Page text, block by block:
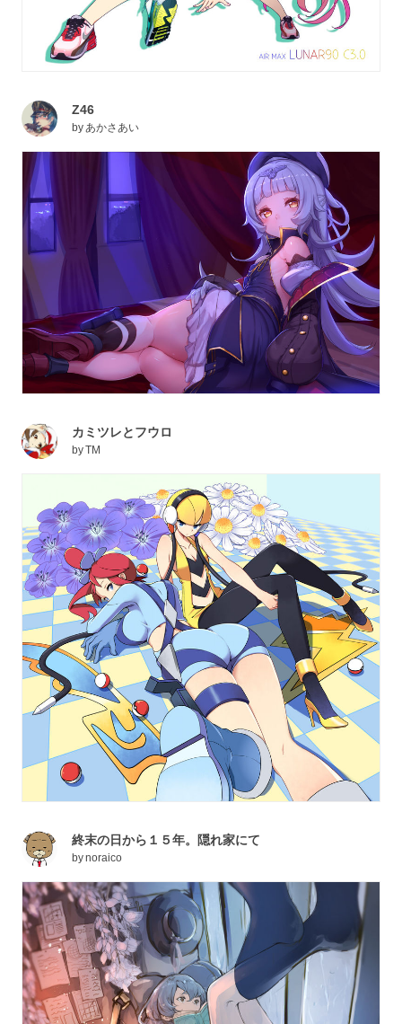
Z46
byあかさあい
カミツレとフウロ
byTM
終末の日から１５年。隠れ家にて
bynoraico